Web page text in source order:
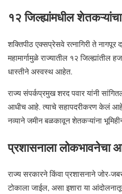
१२ जिल्ह्यांमधील
शक्तिपीठ एक्सप्रेसवे रत्नागिरी ते नागपूर
महामार्गामुळे राज्यातील १२ जिल्ह्यांतील
धास्तीने अस्वस्थ आहेत.
राज्य संपर्कप्रमुख शरद पवार यांनी
आधीच आहे. त्याचे सहापदरीकरण केलं आहे,
नव्याने जमीन बळकावून शेतकऱ्यांना
प्रशासनाला लोकभावनेचा
राज्य सरकारने किंवा प्रशासनाने जोर-
टोकाला जाईल, असा इशारा या